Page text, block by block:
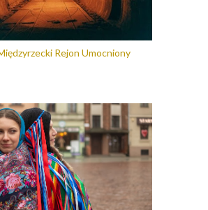
Rejon Umocniony